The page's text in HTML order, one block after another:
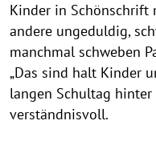
Kinder in Schönschrift
andere ungeduldig,
manchmal schweben
„Das sind halt Kinder
langen Schultag hinter
verständnisvoll.